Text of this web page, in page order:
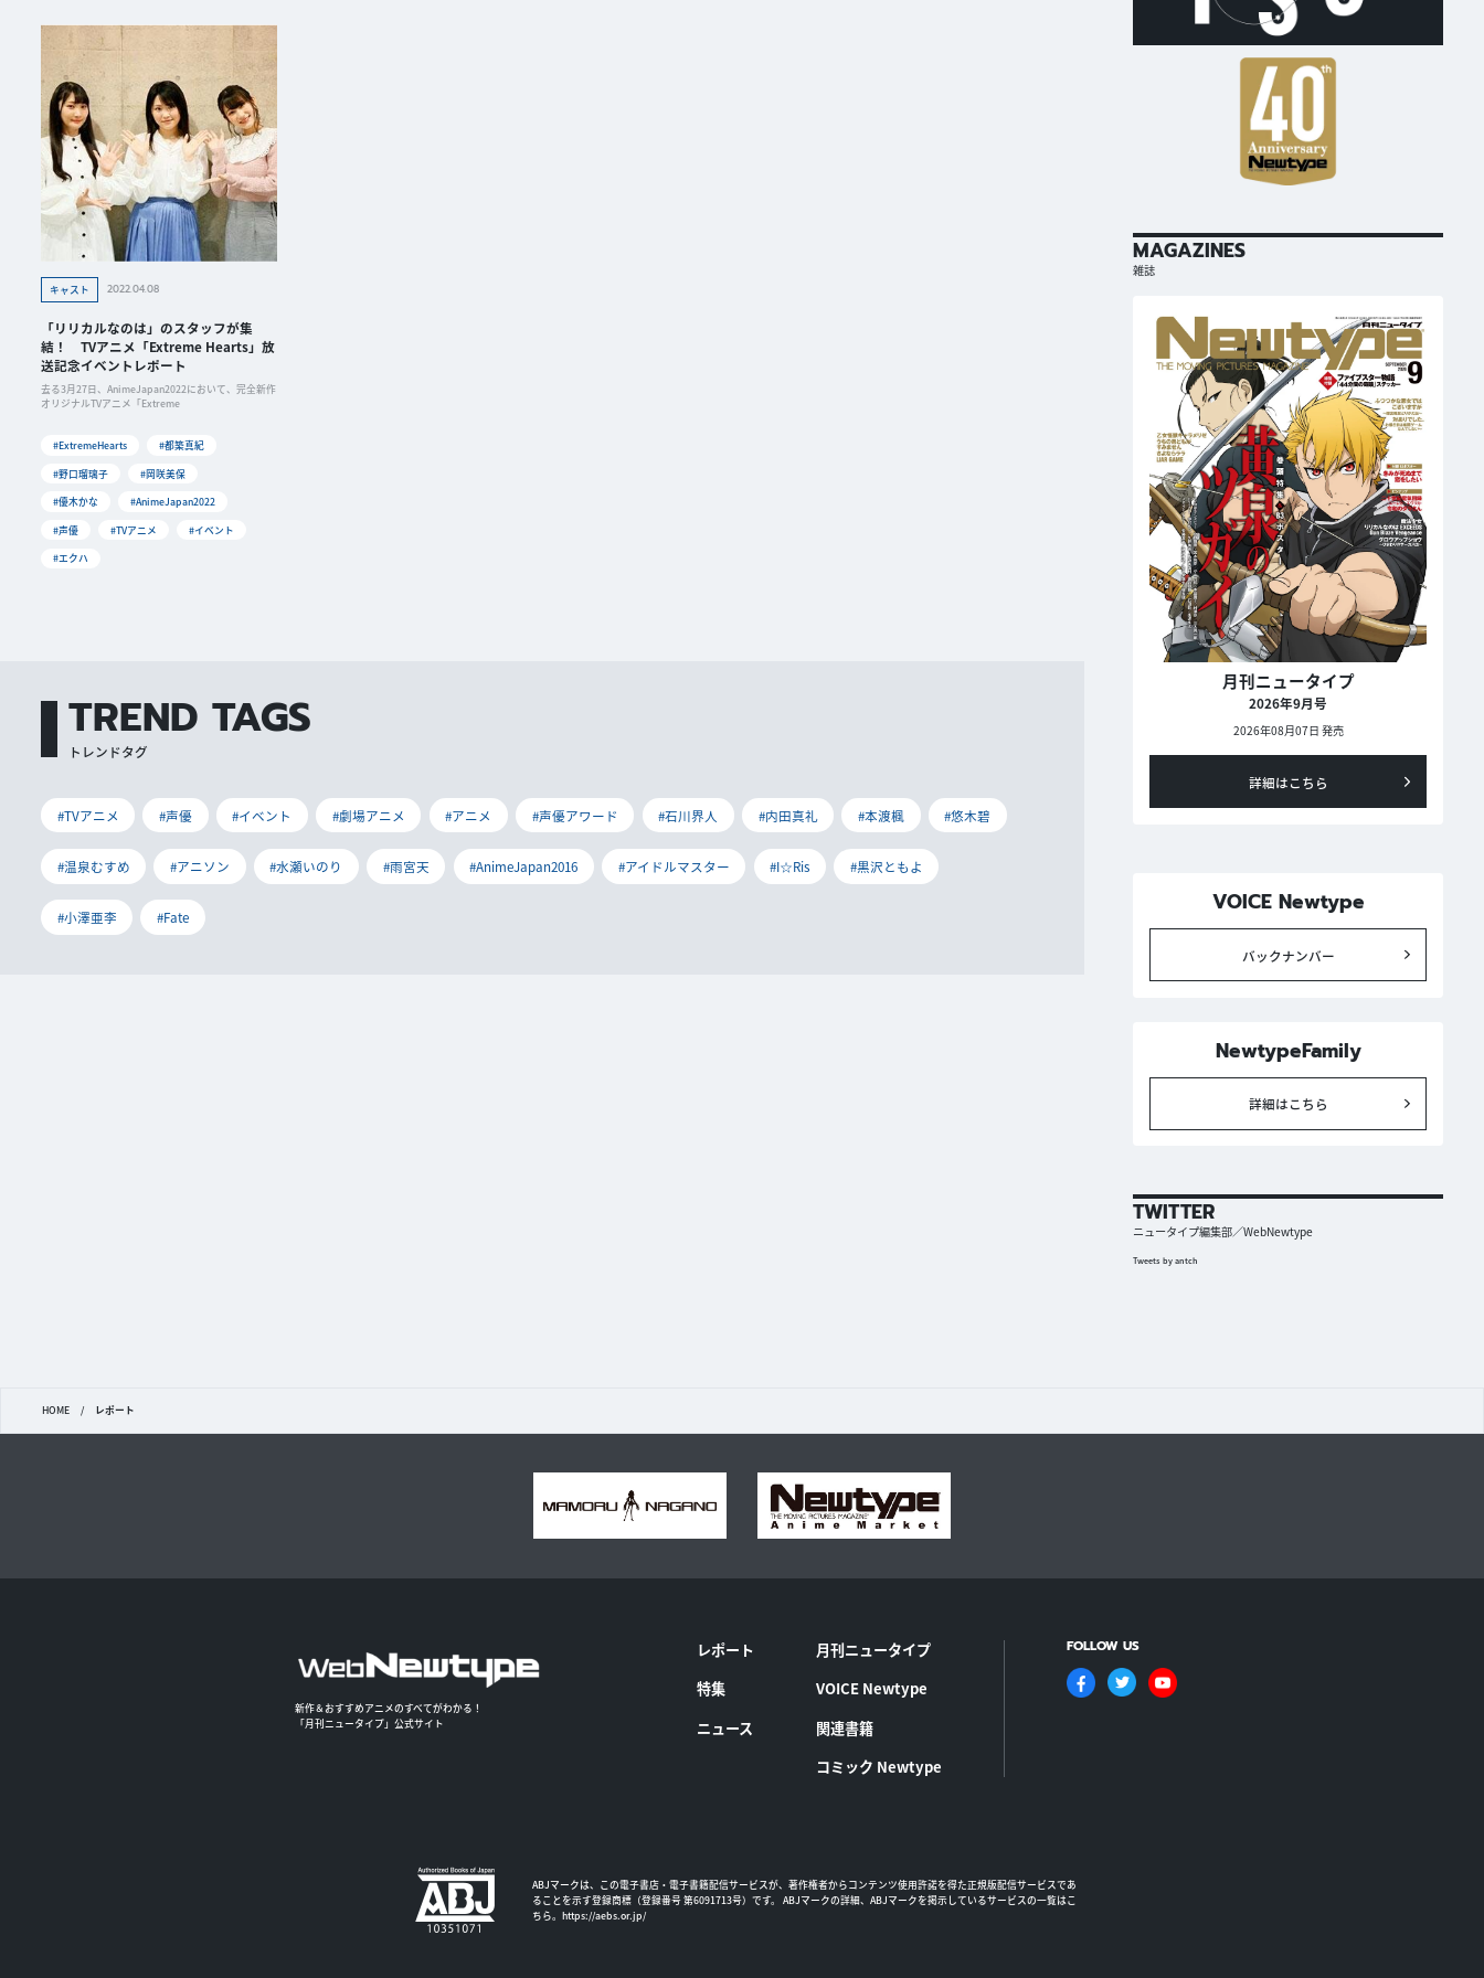
キャスト 2022.04.08
「リリカルなのは」のスタッフが集
結！ TVアニメ「Extreme Hearts」放
送記念イベントレポート
去る3月27日、AnimeJapan2022において、完全新作
オリジナルTVアニメ「Extreme
#ExtremeHearts
#都築真紀
#野口瑠璃子
#岡咲美保
#優木かな
#AnimeJapan2022
#声優
#TVアニメ
#イベント
#エクハ
TREND TAGS
トレンドタグ
#TVアニメ #声優 #イベント #劇場アニメ #アニメ #声優アワード #石川界人 #内田真礼 #本渡楓 #悠木碧
#温泉むすめ #アニソン #水瀬いのり #雨宮天 #AnimeJapan2016 #アイドルマスター #I☆Ris #黒沢ともよ
#小澤亜李 #Fate
MAGAZINES
雑誌
月刊ニュータイプ
2026年9月号
2026年08月07日 発売
詳細はこちら
VOICE Newtype
バックナンバー
NewtypeFamily
詳細はこちら
TWITTER
ニュータイプ編集部／WebNewtype
Tweets by antch
HOME / レポート
新作＆おすすめアニメのすべてがわかる！
「月刊ニュータイプ」公式サイト
レポート
特集
ニュース
月刊ニュータイプ
VOICE Newtype
関連書籍
コミック Newtype
FOLLOW US
ABJマークは、この電子書店・電子書籍配信サービスが、著作権者からコンテンツ使用許諾を得た正規版配信サービスであ
ることを示す登録商標（登録番号 第6091713号）です。 ABJマークの詳細、ABJマークを掲示しているサービスの一覧はこ
ちら。 https://aebs.or.jp/